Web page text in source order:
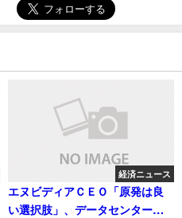
経済ニュース
エヌビディアＣＥＯ「原発は良
い選択肢」、データセンター電